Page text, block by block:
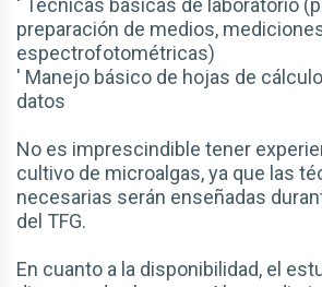
' Técnicas básicas de laboratorio
preparación de medios,
espectrofotométricas)
' Manejo básico de hojas de
datos
No es imprescindible tener
cultivo de microalgas, ya que las
necesarias serán enseñadas
del TFG.
En cuanto a la disponibilidad, el